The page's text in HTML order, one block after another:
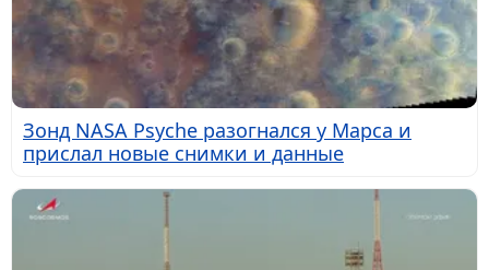
Зонд NASA Psyche разогнался у Марса и
прислал новые снимки и данные